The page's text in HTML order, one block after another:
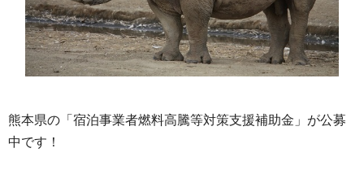
熊本県の「宿泊事業者燃料高騰等対策支援補助金」が公募
中です！